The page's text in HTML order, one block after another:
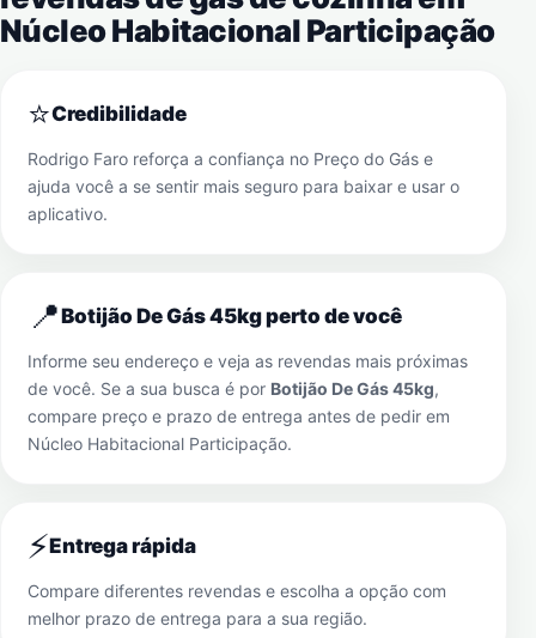
Núcleo Habitacional Participação
⭐Credibilidade
Rodrigo Faro reforça a confiança no Preço do Gás e
ajuda você a se sentir mais seguro para baixar e usar o
aplicativo.
📍Botijão De Gás 45kg perto de você
Informe seu endereço e veja as revendas mais próximas
de você. Se a sua busca é por Botijão De Gás 45kg,
compare preço e prazo de entrega antes de pedir em
Núcleo Habitacional Participação.
⚡Entrega rápida
Compare diferentes revendas e escolha a opção com
melhor prazo de entrega para a sua região.